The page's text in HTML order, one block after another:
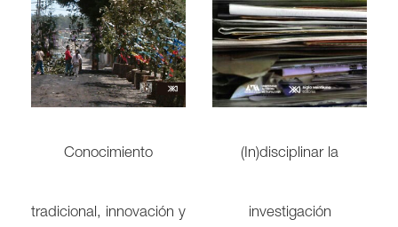
Conocimiento
tradicional, innovación y
(In)disciplinar la
investigación